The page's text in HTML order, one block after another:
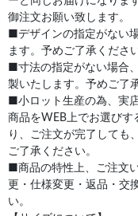
御注文お願い致します。
■デザインの指定がない
ます。予めご了承ください
■寸法の指定がない場合
製いたします。予めご了
■小ロット生産の為、実
商品をWEB上でお選びす
り、ご注文が完了しても
ご了承ください。
■商品の特性上、ご注文
更・仕様変更・返品・交
い。